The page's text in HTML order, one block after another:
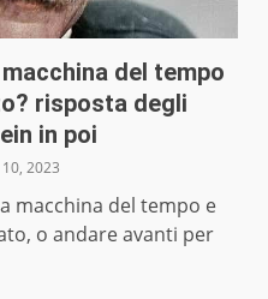
del tempo
risposta degli
in poi
2023
macchina del tempo e
o andare avanti per